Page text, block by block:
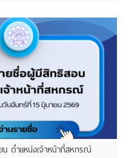
น ตำแหน่งเจ้าหน้าที่สหกรณ์